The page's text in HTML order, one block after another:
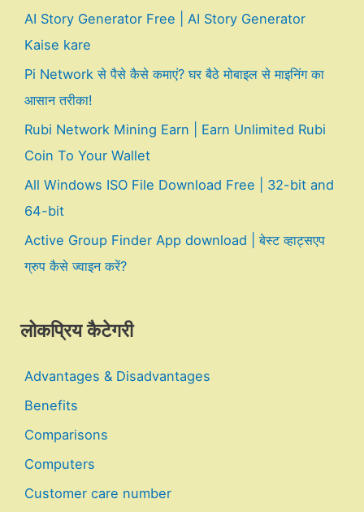
AI Story Generator Free | AI Story Generator
Kaise kare
Pi Network से पैसे कैसे कमाएं? घर बैठे मोबाइल से माइनिंग का
आसान तरीका!
Rubi Network Mining Earn | Earn Unlimited Rubi
Coin To Your Wallet
All Windows ISO File Download Free | 32-bit and
64-bit
Active Group Finder App download | बेस्ट व्हाट्सएप
ग्रुप कैसे ज्वाइन करें?
लोकप्रिय कैटेगरी
Advantages & Disadvantages
Benefits
Comparisons
Computers
Customer care number